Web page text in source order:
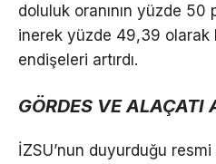
doluluk oranının yüzde 50
inerek yüzde 49,39 olarak
endişeleri artırdı.
GÖRDES VE ALAÇATI
İZSU’nun duyurduğu